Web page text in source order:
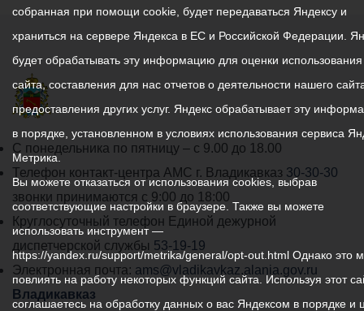
График
работы
администрации
местного
самоуправления
города
Владикавказ:
С понедельника по пятницу – с 9.00 до 18.00
Телефон контакт-центра АМС г. Владикавказ 30-30-30
звонки принимаются с 9:00 до 18:00
Круглосуточный телефон Единой дежурной
диспетчерской службы 53-19-19
Электронная почта: ams@vladikavkaz.alania.gov.ru
Владикавказ
собранная при помощи cookie, будет передаваться Яндексу и
храниться на сервере Яндекса в ЕС и Российской Федерации.
будет обрабатывать эту информацию для оценки
сайта, составления для нас отчетов о деятельности нашего
предоставления других услуг. Яндекс обрабатывает эту
в порядке, установленном в условиях использования сервиса
Метрика.
Вы можете отказаться от использования cookies, выбрав
соответствующие настройки в браузере. Также вы можете
использовать инструмент —
https://yandex.ru/support/metrika/general/opt-out.html Однако это
повлиять на работу некоторых функций сайта. Используя этот
соглашаетесь на обработку данных о вас Яндексом в порядке и